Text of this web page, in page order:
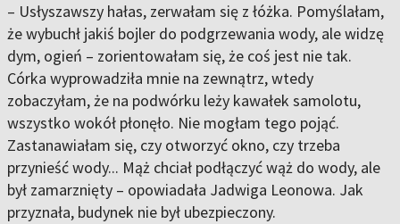
– Usłyszawszy hałas, zerwałam się z łóżka. Pomyślałam,
że wybuchł jakiś bojler do podgrzewania wody, ale widzę
dym, ogień – zorientowałam się, że coś jest nie tak.
Córka wyprowadziła mnie na zewnątrz, wtedy
zobaczyłam, że na podwórku leży kawałek samolotu,
wszystko wokół płonęło. Nie mogłam tego pojąć.
Zastanawiałam się, czy otworzyć okno, czy trzeba
przynieść wody... Mąż chciał podłączyć wąż do wody, ale
był zamarznięty – opowiadała Jadwiga Leonowa. Jak
przyznała, budynek nie był ubezpieczony.